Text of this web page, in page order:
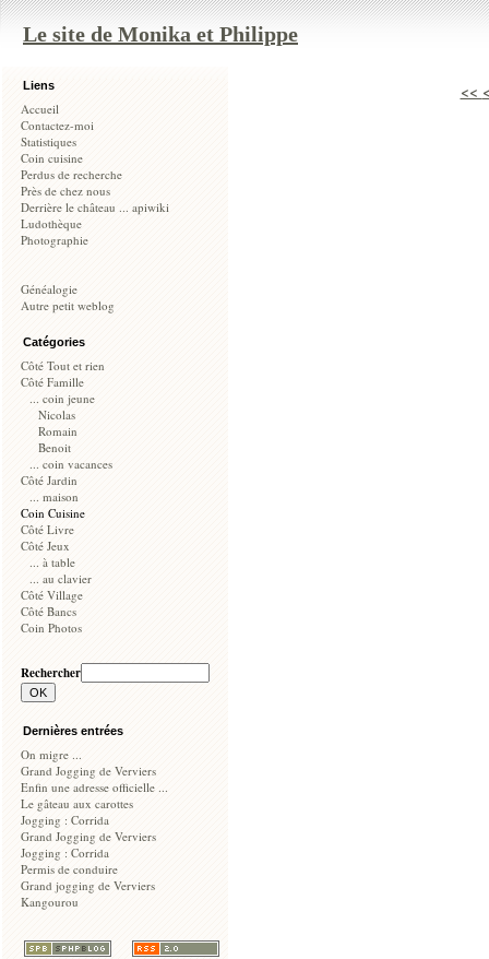
Le site de Monika et Philippe
Liens
Accueil
Contactez-moi
Statistiques
Coin cuisine
Perdus de recherche
Près de chez nous
Derrière le château ... apiwiki
Ludothèque
Photographie
Généalogie
Autre petit weblog
Catégories
Côté Tout et rien
Côté Famille
... coin jeune
Nicolas
Romain
Benoit
... coin vacances
Côté Jardin
... maison
Coin Cuisine
Côté Livre
Côté Jeux
... à table
... au clavier
Côté Village
Côté Bancs
Coin Photos
Rechercher
Dernières entrées
On migre ...
Grand Jogging de Verviers
Enfin une adresse officielle ...
Le gâteau aux carottes
Jogging : Corrida
Grand Jogging de Verviers
Jogging : Corrida
Permis de conduire
Grand jogging de Verviers
Kangourou
<<